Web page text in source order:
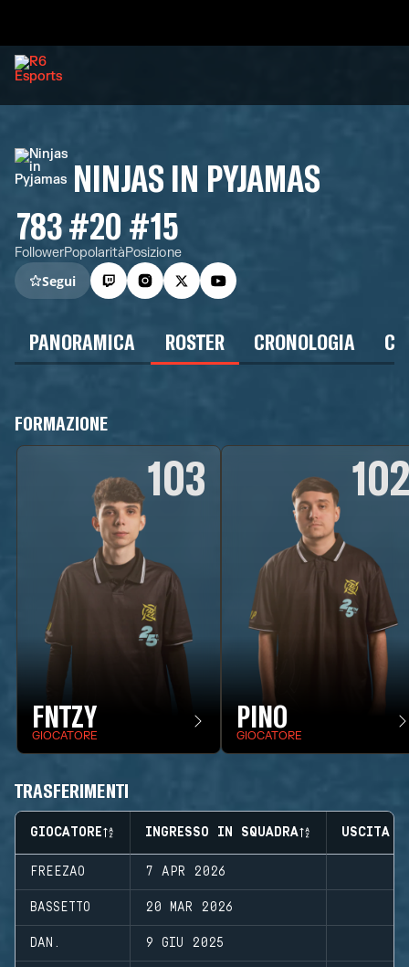
NINJAS IN PYJAMAS
783
Follower
#20
Popolarità
#15
Posizione
Segui
PANORAMICA ROSTER CRONOLOGIA
FORMAZIONE
103
FNTZY
GIOCATORE
102
PINO
GIOCATORE
TRASFERIMENTI
GIOCATORE INGRESSO IN SQUADRA USCITA
FREEZAO 7 APR 2026
BASSETTO 20 MAR 2026
DAN. 9 GIU 2025